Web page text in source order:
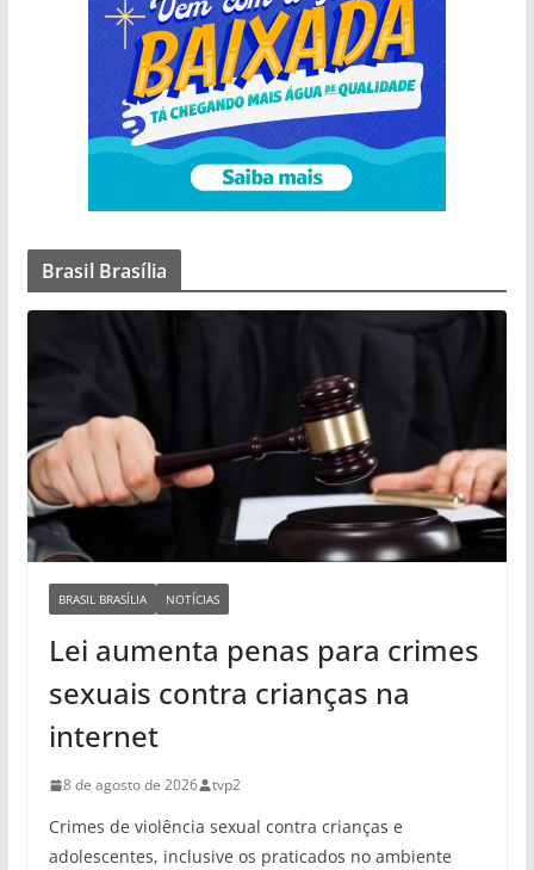
Brasil Brasília
BRASIL BRASÍLIA NOTÍCIAS
Lei aumenta penas para crimes
sexuais contra crianças na
internet
8 de agosto de 2026 tvp2
Crimes de violência sexual contra crianças e
adolescentes, inclusive os praticados no ambiente